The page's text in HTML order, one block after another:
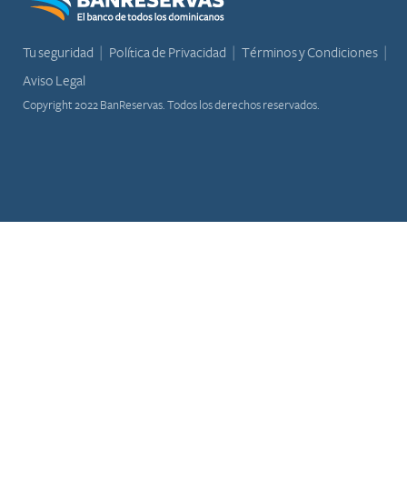
Tu seguridad Política de Privacidad
Términos y Condiciones
Aviso Legal
Copyright 2022 BanReservas. Todos los derechos reservados.